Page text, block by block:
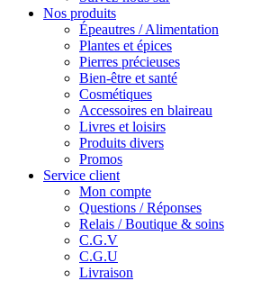
Nos produits
Épeautres / Alimentation
Plantes et épices
Pierres précieuses
Bien-être et santé
Cosmétiques
Accessoires en blaireau
Livres et loisirs
Produits divers
Promos
Service client
Mon compte
Questions / Réponses
Relais / Boutique & soins
C.G.V
C.G.U
Livraison